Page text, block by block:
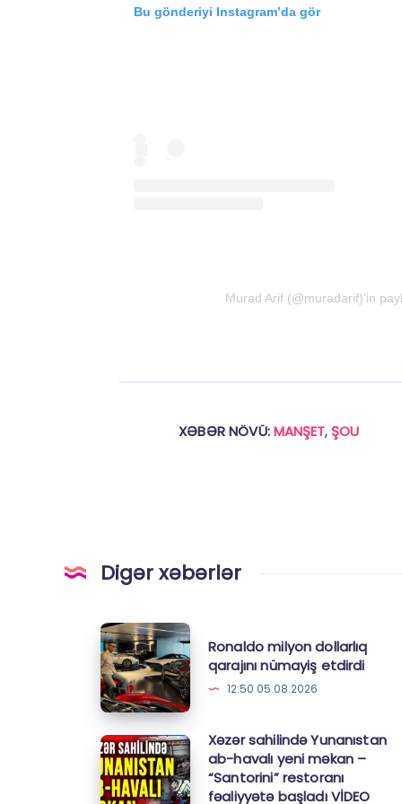
Bu gönderiyi Instagram’da gör
Murad Arif (@muradarif)’in
XƏBƏR NÖVÜ:MANŞET, ŞOU
Digər xəbərlər
Ronaldo
milyon
dollarlıq
qarajını
nümayiş
etdirdi
Ronaldo milyon dollarlıq
qarajını nümayiş etdirdi
12:50 05.08.2026
Xəzər
sahilində
Yunanıstan
Xəzər sahilində Yunanıstan
ab-havalı yeni məkan –
“Santorini” restoranı
fəaliyyətə başladı VİDEO